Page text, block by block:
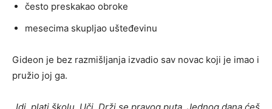
često preskakao obroke
mesecima skupljao ušteđevinu
Gideon je bez razmišljanja izvadio sav novac koji je imao i
pružio joj ga.